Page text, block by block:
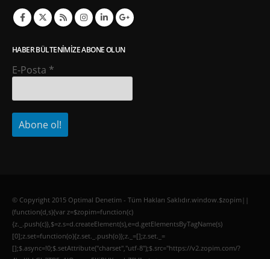
HABER BÜLTENIMIZE ABONE OLUN
E-Posta *
© Copyright 2015 Optimal Denetim - Tüm Hakları Saklıdır.window.$zopim||
(function(d,s){var z=$zopim=function(c)
{z._.push(c)},$=z.s=d.createElement(s),e=d.getElementsByTagName(s)
[0];z.set=function(o){z.set._.push(o)};z._=[];z.set._=
[];$.async=!0;$.setAttribute("charset","utf-8");$.src="https://v2.zopim.com/?